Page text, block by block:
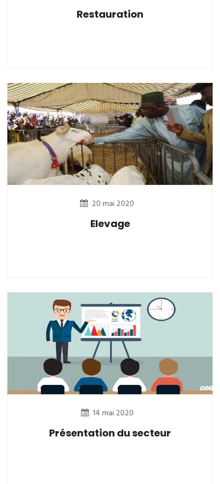
Restauration
20 mai 2020
Elevage
14 mai 2020
Présentation du secteur